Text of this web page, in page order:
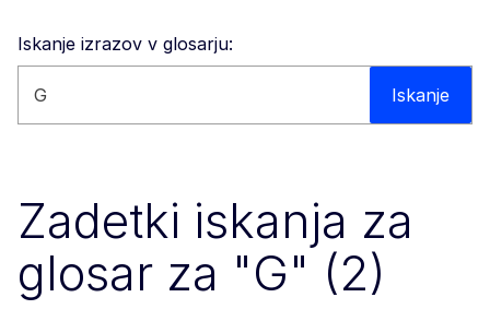
Iskanje izrazov v glosarju:
Iskanje po spletišču Iskanje
Zadetki iskanja za
glosar za "G" (2)